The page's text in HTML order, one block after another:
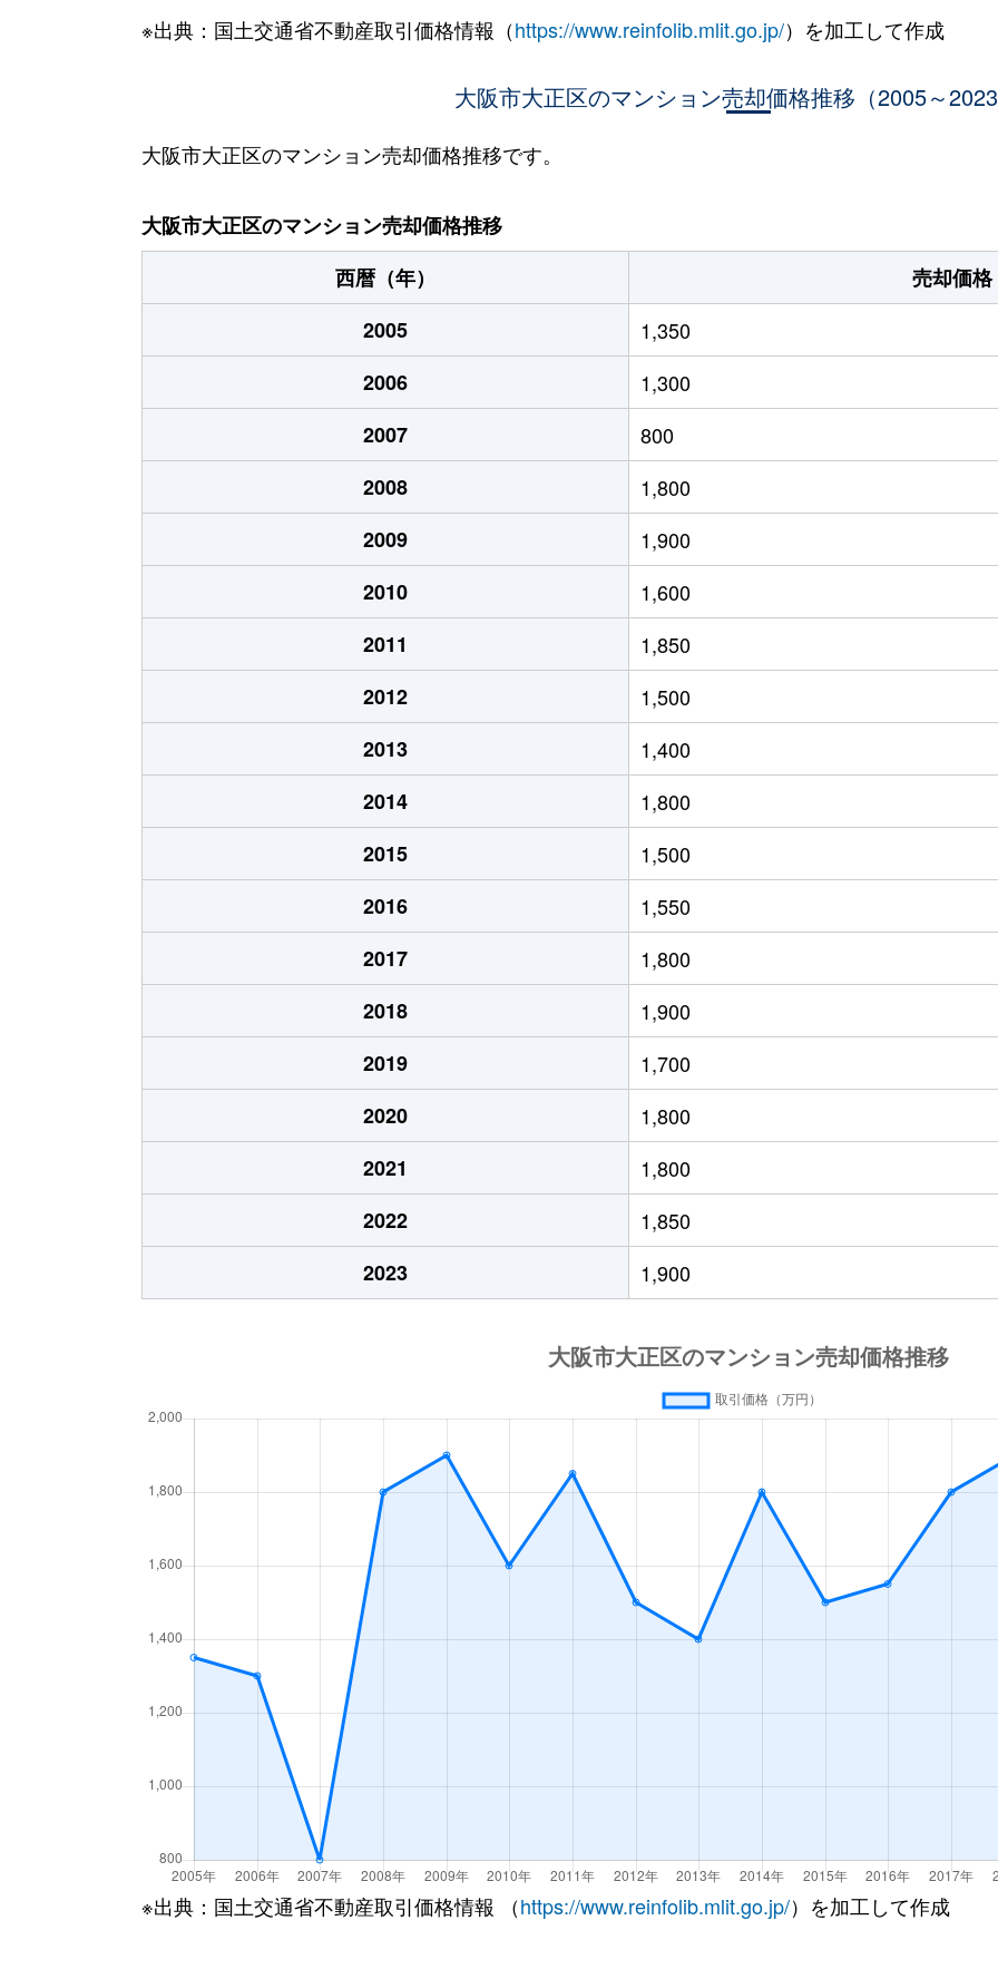
三軒家東
1,800万円 大正(大阪) 徒歩5分 20m² 築7年
大正(大阪) 徒歩4分 60m² 築24年
三軒家東
2,800万円 大正(大阪)
三軒家東
1,800万円 大正(大阪) 徒歩5分 20m² 築7年
三軒家東
800万円 大正(大阪) 徒歩4分 45m² 築39年
三軒家東
3,400万円 大正(大阪) 徒歩8分 75m² 築20年
三軒家東
480万円 大正(大阪) 徒歩3分 20m² 築31年
三軒家東
480万円 大正(大阪) 徒歩3分 20m² 築31年
三軒家東
2,300万円 大正(大阪) 徒歩11分 65m² 築33年
三軒家東
3,500万円 大正(大阪) 徒歩3分 60m² 築10年
540万円
3,200万円 徒歩8分
2,100万円 徒歩4分
1,400万円 徒歩5分
5,300万円 徒歩16分
1,300万円 徒歩45分
※出典：国土交通省不動産取引価格情報（https://www.reinfolib.mlit.go.jp/）を加工して作成
大阪市大正区のマンション売却価格推移（2005～2023
大阪市大正区のマンション売却価格推移です。
大阪市大正区のマンション売却価格推移
西暦（年）
売却価格
2005
1,350
2006
1,300
2007
800
2008
1,800
2009
1,900
2010
1,600
2011
1,850
2012
1,500
2013
1,400
2014
1,800
2015
1,500
2016
1,550
2017
1,800
2018
1,900
2019
1,700
2020
1,800
2021
1,800
2022
1,850
2023
1,900
※出典：国土交通省不動産取引価格情報 （https://www.reinfolib.mlit.go.jp/）を加工して作成